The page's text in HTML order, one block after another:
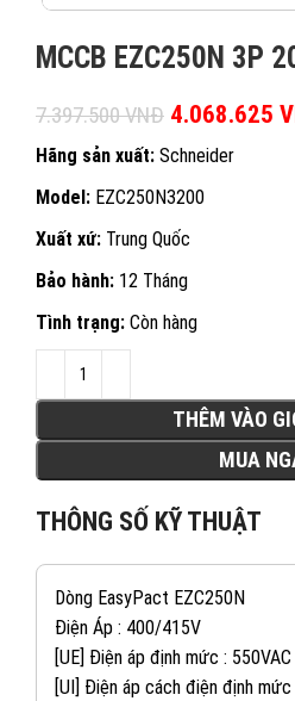
MCCB EZC250N 3P
7.397.500VNĐ Giá gốc là:
4.068.625
Hãng sản xuất: Schneider
Model: EZC250N3200
Xuất xứ: Trung Quốc
Bảo hành: 12 Tháng
Tình trạng: Còn hàng
THÊM VÀO
MUA
THÔNG SỐ KỸ THUẬT
Dòng EasyPact EZC250N
Điện Áp : 400/415V
[UE] Điện áp định mức : 550VAC
[UI] Điện áp cách điện định mức